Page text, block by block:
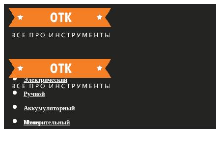
Бензиновый
Электрический
Ручной
Аккумуляторный
Измерительный
Меню